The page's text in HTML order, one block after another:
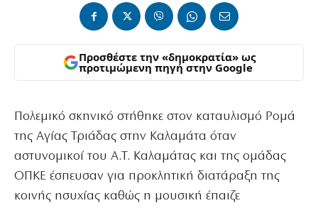
Προσθέστε την «δημοκρατία» ως
προτιμώμενη πηγή στην Google
Πολεμικό σκηνικό στήθηκε στον καταυλισμό Ρομά
της Αγίας Τριάδας στην Καλαμάτα όταν
αστυνομικοί του Α.Τ. Καλαμάτας και της ομάδας
ΟΠΚΕ έσπευσαν για προκλητική διατάραξη της
κοινής ησυχίας καθώς η μουσική έπαιζε